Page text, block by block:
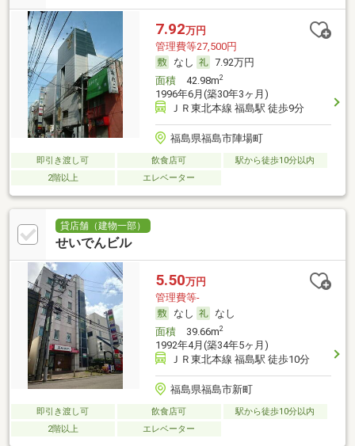
7.92万円
管理費等27,500円
なし
7.92万円
面積42.98m2
1996年6月(築30年3ヶ月)
ＪＲ東北本線 福島駅 徒歩9分
福島県福島市陣場町
即引き渡し可 飲食店可
駅から徒歩10分以内
2階以上
エレベーター
貸店舗（建物一部）
せいでんビル
5.50万円
管理費等-
なし
なし
面積39.66m2
1992年4月(築34年5ヶ月)
ＪＲ東北本線 福島駅 徒歩10分
福島県福島市新町
即引き渡し可 飲食店可
駅から徒歩10分以内
2階以上
エレベーター